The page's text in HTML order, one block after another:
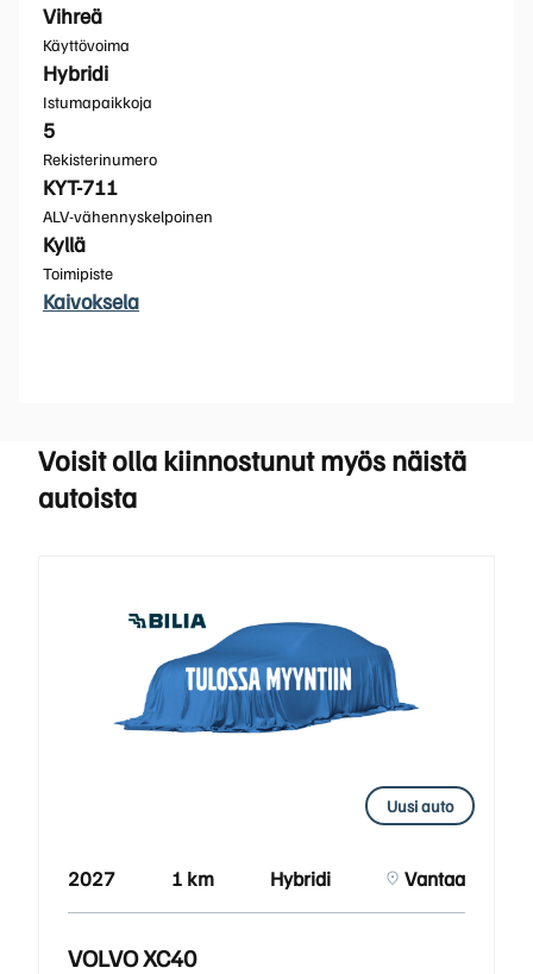
Vihreä
Käyttövoima
Hybridi
Istumapaikkoja
5
Rekisterinumero
KYT-711
ALV-vähennyskelpoinen
Kyllä
Toimipiste
Kaivoksela
Voisit olla kiinnostunut myös näistä
autoista
Uusi auto
2027 1 km Hybridi Vantaa
VOLVO XC40